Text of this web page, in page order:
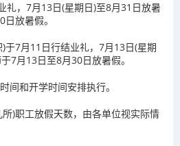
，7月13日(星期日)至8月31日放暑
放暑假。
7月11日行结业礼，7月13日(星期
7月13日至8月30日放暑假。
和开学时间安排执行。
)职工放假天数，由各单位视实际情